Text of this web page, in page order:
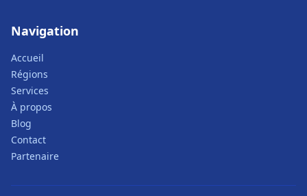
Navigation
Accueil
Régions
Services
À propos
Blog
Contact
Partenaire